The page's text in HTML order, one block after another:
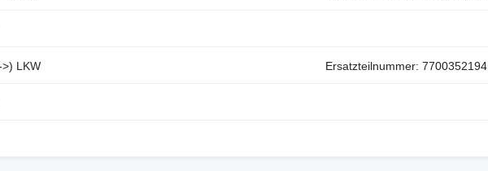
LKW Ersatzteilnummer: 7700352194